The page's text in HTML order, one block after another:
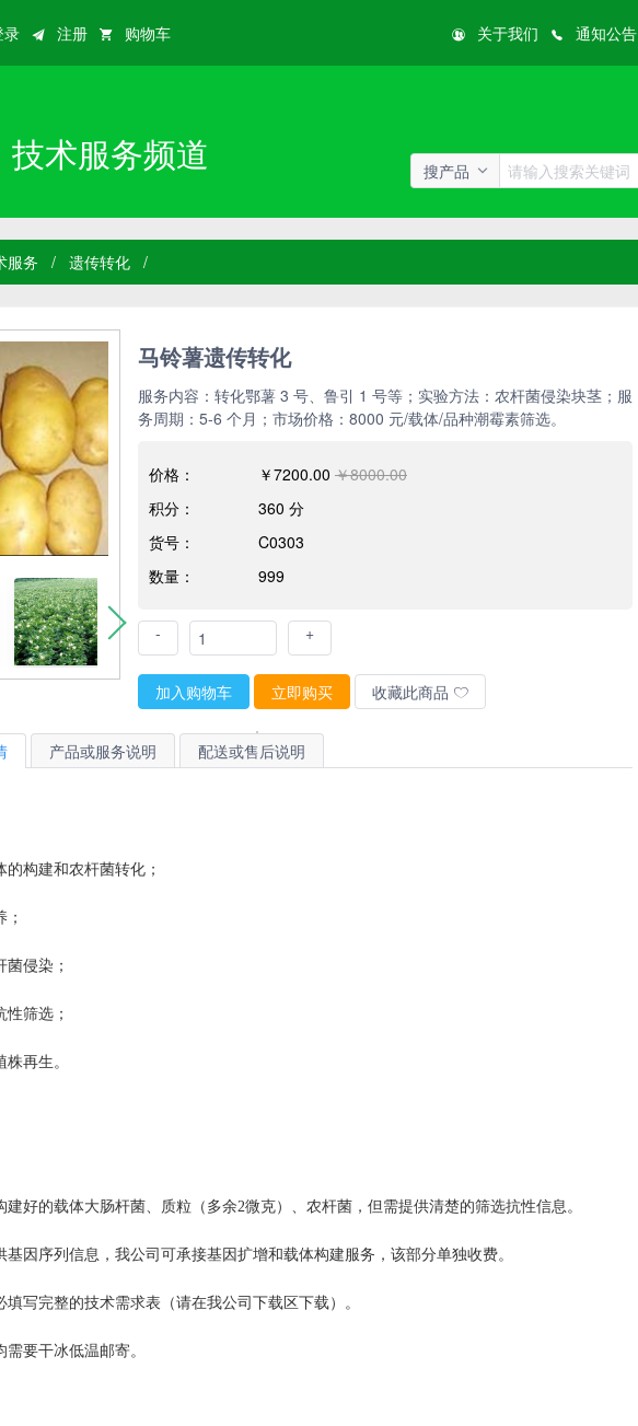
录 注册 购物车 关于我们 通知公告
技术服务频道 搜产品
服务 / 遗传转化 /
马铃薯遗传转化
服务内容：转化鄂薯 3 号、鲁引 1 号等；实验方法：农杆菌侵染块茎；服
务周期：5-6 个月；市场价格：8000 元/载体/品种潮霉素筛选。
价格： ￥7200.00 ￥8000.00
积分：
360 分
货号：
C0303
数量：
999
- +
加入购物车 立即购买 收藏此商品
产品或服务说明 配送或售后说明
的构建和农杆菌转化；
菌侵染；
性筛选；
再生。
建好的载体大肠杆菌、质粒（多余2微克）、农杆菌，但需提供清楚的筛选抗性信息。
基因序列信息，我公司可承接基因扩增和载体构建服务，该部分单独收费。
填写完整的技术需求表（请在我公司下载区下载）。
要干冰低温邮寄。